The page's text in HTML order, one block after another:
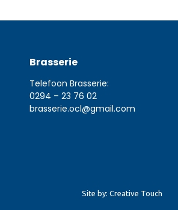
Brasserie
Telefoon Brasserie:
0294 – 23 76 02
brasserie.ocl@gmail.com
Site by: Creative Touch